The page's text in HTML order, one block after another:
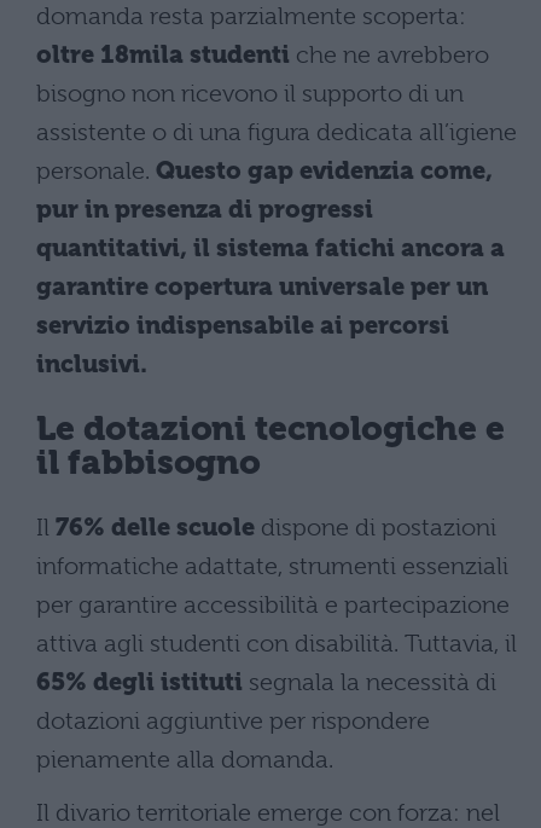
domanda resta parzialmente scoperta:
oltre 18mila studenti che ne avrebbero
bisogno non ricevono il supporto di un
assistente o di una figura dedicata all’igiene
personale. Questo gap evidenzia come,
pur in presenza di progressi
quantitativi, il sistema fatichi ancora a
garantire copertura universale per un
servizio indispensabile ai percorsi
inclusivi.
Le dotazioni tecnologiche e
il fabbisogno
Il 76% delle scuole dispone di postazioni
informatiche adattate, strumenti essenziali
per garantire accessibilità e partecipazione
attiva agli studenti con disabilità. Tuttavia, il
65% degli istituti segnala la necessità di
dotazioni aggiuntive per rispondere
pienamente alla domanda.
Il divario territoriale emerge con forza: nel